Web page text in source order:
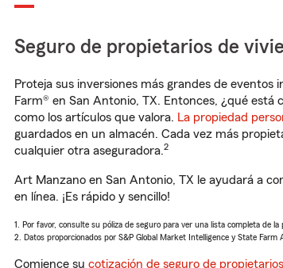
Seguro de propietarios de
Proteja sus inversiones más grandes de eventos
Farm® en San Antonio, TX. Entonces, ¿qué está
como los artículos que valora. La propiedad
guardados en un almacén. Cada vez más
cualquier otra aseguradora.2
Art Manzano en San Antonio, TX le ayudará a
en línea. ¡Es rápido y sencillo!
1. Por favor, consulte su póliza de seguro para ver una lista completa de
2. Datos proporcionados por S&P Global Market Intelligence y State Farm
Comience su cotización de seguro de